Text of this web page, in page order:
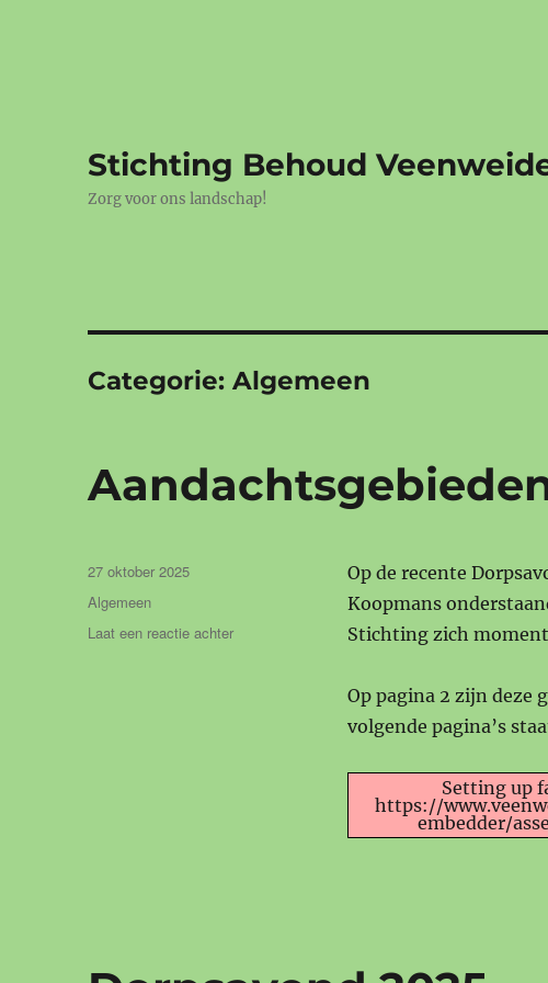
Stichting Behoud
Zorg voor ons landschap!
Categorie:Algemeen
Op de recente
Koopmans
Stichting zich
Op pagina 2 zijn deze
volgende pagina’s
Setting up
https://
embedder/
Geplaatst
op
27 oktober 2025
Categorieën
Algemeen
Laat een reactie achterop